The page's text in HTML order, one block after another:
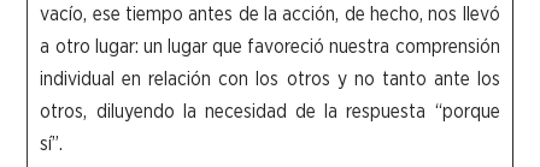
vacío, ese tiempo antes de la acción, de hecho, nos llevó
a otro lugar: un lugar que favoreció nuestra comprensión
individual en relación con los otros y no tanto ante los
otros, diluyendo la necesidad de la respuesta “porque
sí”.